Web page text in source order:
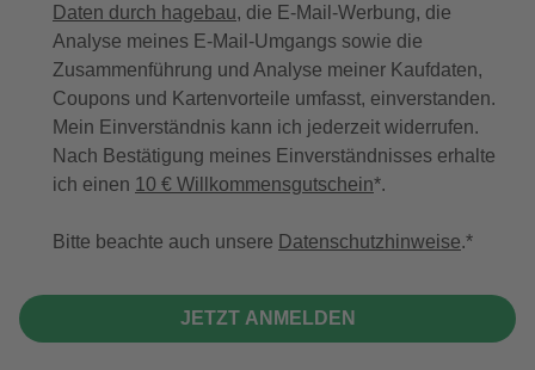
Daten durch hagebau, die E-Mail-Werbung, die
Analyse meines E-Mail-Umgangs sowie die
Zusammenführung und Analyse meiner Kaufdaten,
Coupons und Kartenvorteile umfasst, einverstanden.
Mein Einverständnis kann ich jederzeit widerrufen.
Nach Bestätigung meines Einverständnisses erhalte
ich einen 10 € Willkommensgutschein*.
Bitte beachte auch unsere Datenschutzhinweise.
JETZT ANMELDEN